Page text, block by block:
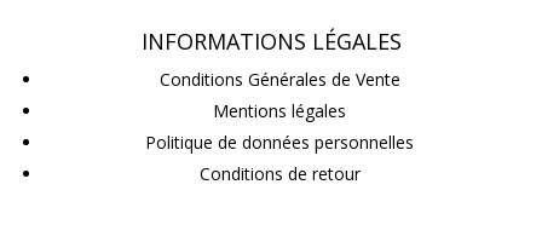
INFORMATIONS LÉGALES
Conditions Générales de Vente
Mentions légales
Politique de données personnelles
Conditions de retour